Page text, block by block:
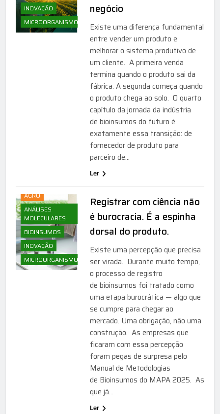
INOVAÇÃO
MICROORGANISMOS
negócio
Existe uma diferença fundamental
entre vender um produto e
melhorar o sistema produtivo de
um cliente. A primeira venda
termina quando o produto sai da
fábrica. A segunda começa quando
o produto chega ao solo. O quarto
capítulo da jornada da indústria
de bioinsumos do futuro é
exatamente essa transição: de
fornecedor de produto para
parceiro de…
Ler
AGRO
ANÁLISES
MOLECULARES
BIOINSUMOS
INOVAÇÃO
MICROORGANISMOS
Registrar com ciência não
é burocracia. É a espinha
dorsal do produto.
Existe uma percepção que precisa
ser virada. Durante muito tempo,
o processo de registro
de bioinsumos foi tratado como
uma etapa burocrática — algo que
se cumpre para chegar ao
mercado. Uma obrigação, não uma
construção. As empresas que
ficaram com essa percepção
foram pegas de surpresa pelo
Manual de Metodologias
de Bioinsumos do MAPA 2025. As
que já…
Ler